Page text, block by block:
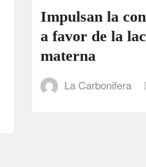
Impulsan la
a favor de la
materna
La Carbonifera